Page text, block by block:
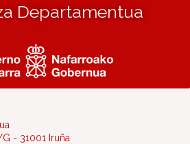
Departamentua
- 31001 Iruña